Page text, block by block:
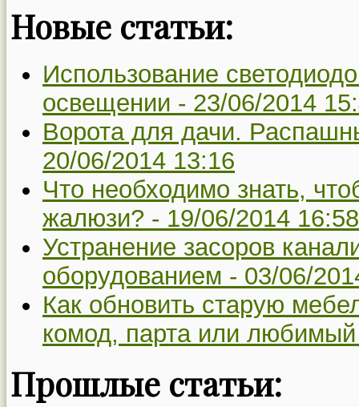
Новые статьи:
Использование
освещении - 23/06/2014
Ворота для дачи.
20/06/2014 13:16
Что необходимо знать,
жалюзи? - 19/06/2014 16:58
Устранение засоров
оборудованием - 03/06/
Как обновить старую
комод, парта или
Прошлые статьи: